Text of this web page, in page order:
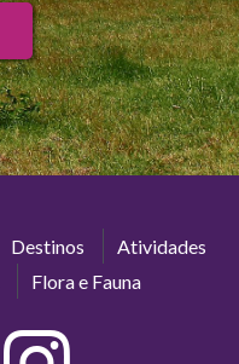
Destinos
Atividades
Flora e Fauna